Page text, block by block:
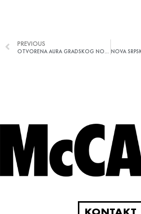
PREVIOUS
OTVORENA AURA GRADSKOG NOMADA FORSKVERUJ SE NA MENE! BY ANA RODIĆ BESPLATAN WI-FI